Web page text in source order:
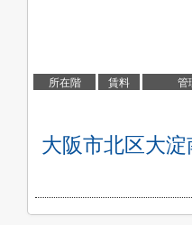
所在階 賃料 管
大阪市北区大